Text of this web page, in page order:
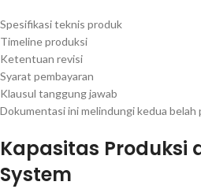
Spesifikasi teknis produk
Timeline produksi
Ketentuan revisi
Syarat pembayaran
Klausul tanggung jawab
Dokumentasi ini melindungi kedua
Kapasitas Produksi
System